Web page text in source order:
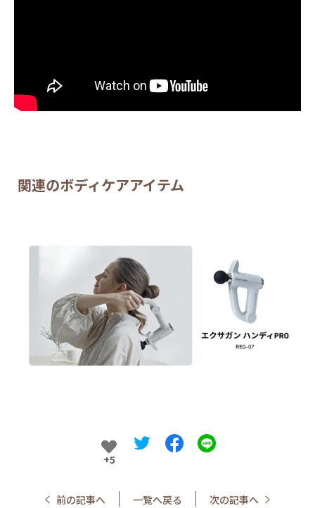
関連のボディケアアイテム
+5
前の記事へ 一覧へ戻る 次の記事へ